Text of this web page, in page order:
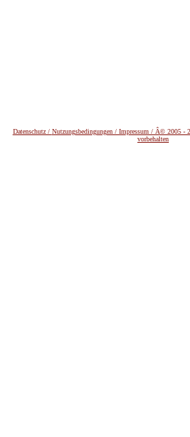
Datenschutz / Nutzungsbedingungen / Impressum / Â© 2005 -
vorbehalten